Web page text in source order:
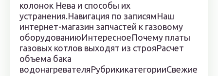
колонок Нева и способы их
устранения.Навигация по записямНаш
интернет-магазин запчастей к газовому
оборудованиюИнтересноеПочему платы
газовых котлов выходят из строяРасчет
объема бака
водонагревателяРубрикикатегорииСвежие